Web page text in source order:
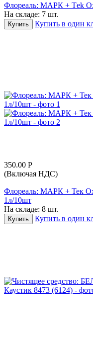
Флореаль: МАРК + Тek
На складе: 7 шт.
Купить Купить в один
350.00 Р
(Включая НДС)
Флореаль: МАРК + Тек
1л/10шт
На складе: 8 шт.
Купить Купить в один